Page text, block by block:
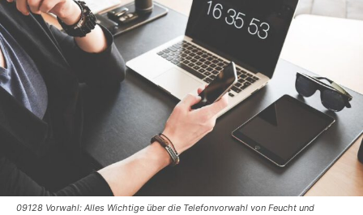
09128 Vorwahl: Alles Wichtige über die Telefonvorwahl von Feucht und